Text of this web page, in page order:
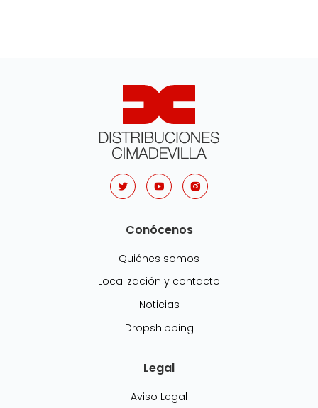
Conócenos
Quiénes somos
Localización y contacto
Noticias
Dropshipping
Legal
Aviso Legal